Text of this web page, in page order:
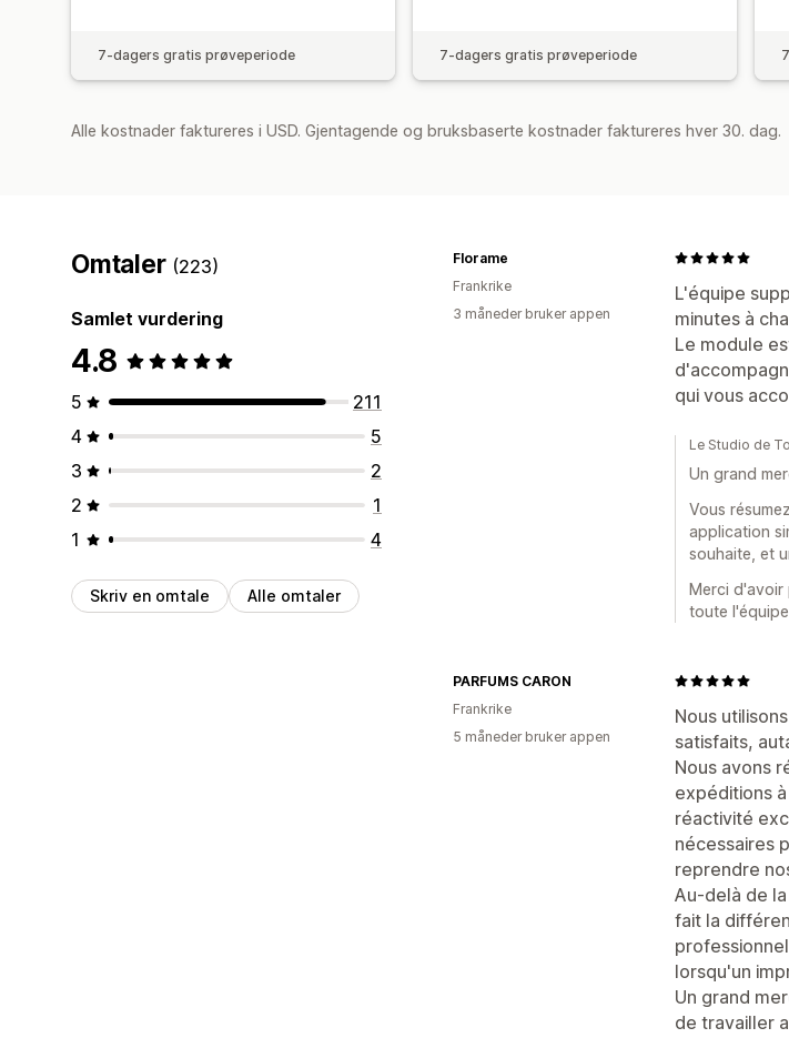
7-dagers gratis prøveperiode 7-dagers gratis prøveperiode
Alle kostnader faktureres i USD. Gjentagende og bruksbaserte kostnader faktureres hver 30. dag.
Omtaler (223)
Samlet vurdering
4.8
5
211
4
5
3
2
2
1
1
4
Skriv en omtale Alle omtaler
L'équipe
minutes à
Le module
qui vous
Florame
Frankrike
3 måneder bruker appen
Le Studio de
Un grand
Vous
application
souhaite, et
Merci d'avoir
toute
Nous
satisfaits,
Nous avons
expéditions
réactivité
nécessaires
reprendre
Au-delà de
fait la
lorsqu'un
Un grand
de travailler
PARFUMS CARON
Frankrike
5 måneder bruker appen